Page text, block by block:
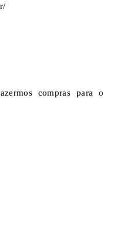
compras para o